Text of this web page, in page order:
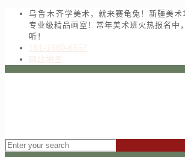
乌鲁木齐学美术，就来赛龟兔！新疆美术
专业级精品画室！常年美术班火热报名中
听！
181-1680-6557
网站地图